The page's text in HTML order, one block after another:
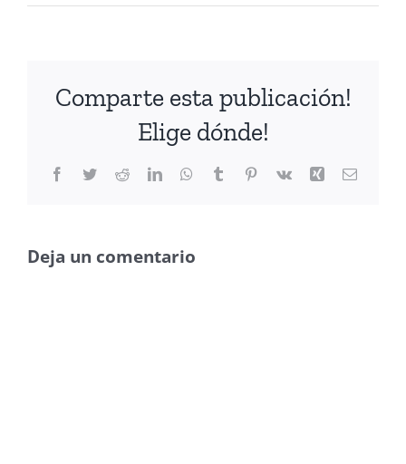
Comparte esta publicación!
Elige dónde!
Facebook
TwitterRedditLinkedInWhatsApp
TumblrPinterest
Vk Xing Correo
Deja un comentario